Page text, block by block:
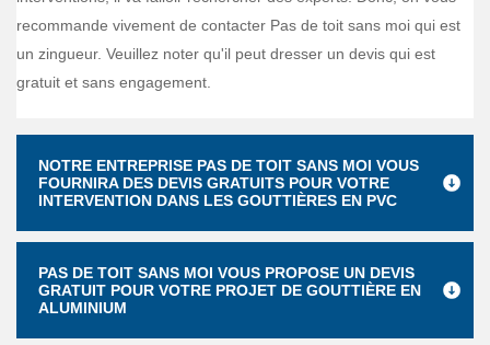
recommande vivement de contacter Pas de toit sans moi qui est
un zingueur. Veuillez noter qu'il peut dresser un devis qui est
gratuit et sans engagement.
NOTRE ENTREPRISE PAS DE TOIT SANS MOI VOUS
FOURNIRA DES DEVIS GRATUITS POUR VOTRE
INTERVENTION DANS LES GOUTTIÈRES EN PVC
PAS DE TOIT SANS MOI VOUS PROPOSE UN DEVIS
GRATUIT POUR VOTRE PROJET DE GOUTTIÈRE EN
ALUMINIUM